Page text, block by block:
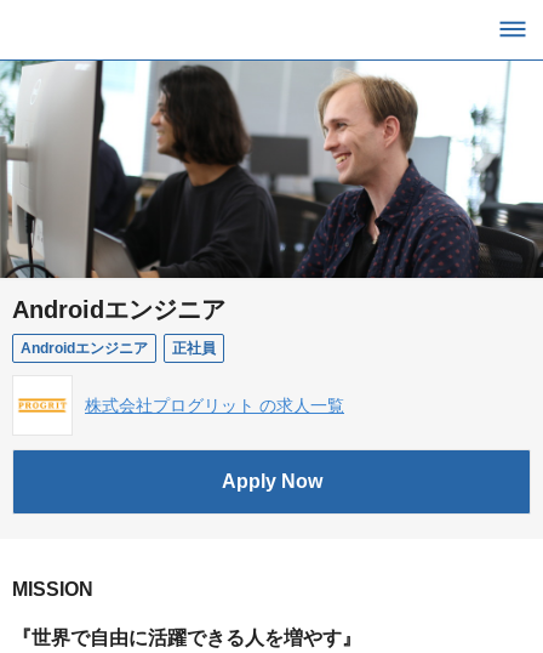
Androidエンジニア
Androidエンジニア 正社員
株式会社プログリット の求人一覧
Apply Now
MISSION
『世界で自由に活躍できる人を増やす』